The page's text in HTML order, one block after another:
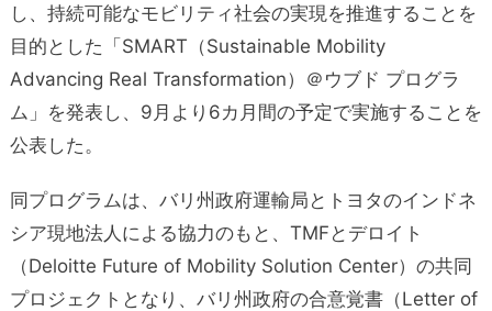
し、持続可能なモビリティ社会の実現を推進することを
目的とした「SMART（Sustainable Mobility
Advancing Real Transformation）＠ウブド プログラ
ム」を発表し、9月より6カ月間の予定で実施することを
公表した。
同プログラムは、バリ州政府運輸局とトヨタのインドネ
シア現地法人による協力のもと、TMFとデロイト
（Deloitte Future of Mobility Solution Center）の共同
プロジェクトとなり、バリ州政府の合意覚書（Letter of